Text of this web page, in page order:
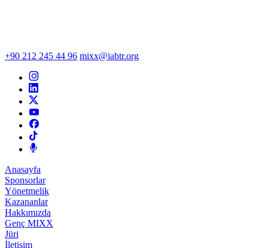
+90 212 245 44 96 mixx@iabtr.org
Anasayfa
Sponsorlar
Yönetmelik
Kazananlar
Hakkımızda
Genç MIXX
Jüri
İletişim